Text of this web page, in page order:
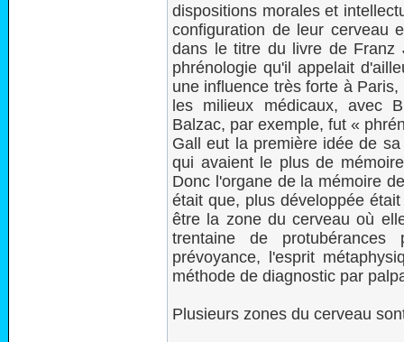
dispositions morales et
configuration de leur cerveau
dans le titre du livre de Franz
phrénologie qu'il appelait
une influence très forte à
les milieux médicaux, avec
Balzac, par exemple, fut «
Gall eut la première idée de
qui avaient le plus de
Donc l'organe de la mémoire
était que, plus développée
être la zone du cerveau où
trentaine de
prévoyance, l'esprit
méthode de diagnostic par
Plusieurs zones du cerveau